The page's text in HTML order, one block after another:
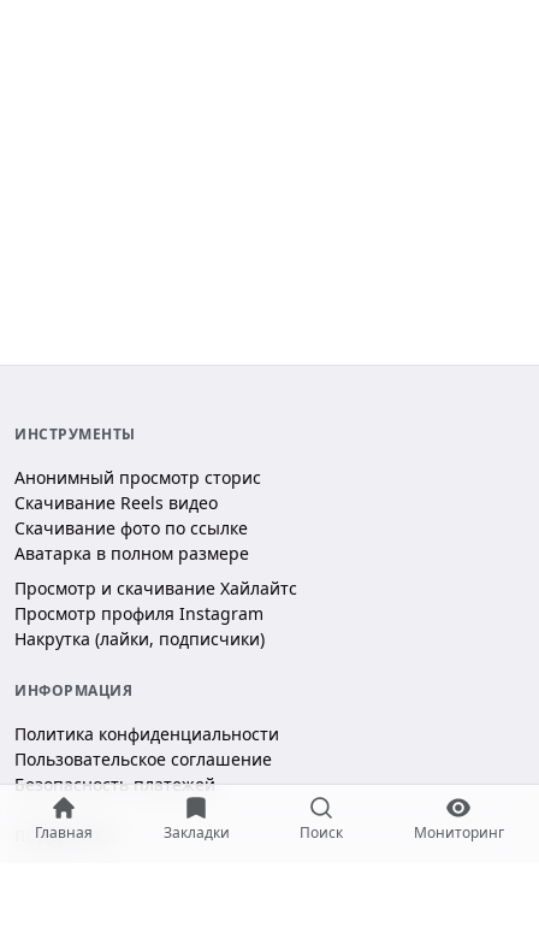
Главная Закладки Поиск Мониторинг
ИНСТРУМЕНТЫ
Анонимный просмотр сторис
Скачивание Reels видео
Скачивание фото по ссылке
Аватарка в полном размере
Просмотр и скачивание Хайлайтс
Просмотр профиля Instagram
Накрутка (лайки, подписчики)
ИНФОРМАЦИЯ
Политика конфиденциальности
Пользовательское соглашение
Безопасность платежей
ПОДДЕРЖКА